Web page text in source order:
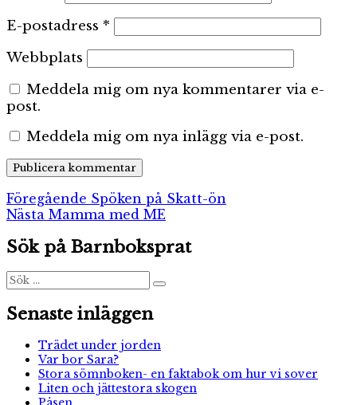
E-postadress *
Webbplats
Meddela mig om nya kommentarer via e-
post.
Meddela mig om nya inlägg via e-post.
Inläggsnavigering
Föregående Föregående
inlägg:
Spöken på Skatt-ön
Nästa Nästa
Mamma med ME
Sök på Barnboksprat
Sök
efter:
Sök
Senaste inläggen
Trädet under jorden
Var bor Sara?
Stora sömnboken- en faktabok om hur vi sover
Liten och jättestora skogen